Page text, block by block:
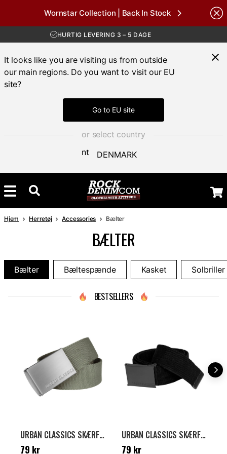
Wornstar Collection | Back In Stock
GRATIS FRAGT VED KØB OVER 700 KR
HURTIG LEVERING 3 – 5 DAGE
GRATIS FRAGT VED KØB OVER 700 KR
It looks like you are visiting us from outside
our main regions. Do you want to visit our EU
site?
Go to EU site
or select country
DENMARK
Hjem Herretøj Accessories Bælter
BÆLTER
Bælter Bæltespænde Kasket Solbriller
BESTSELLERS
URBAN CLASSICS SKÆRF - OLIVE
Pris:79 kr
79 kr
URBAN CLASSICS SKÆRF - SORT
Pris:79 kr
79 kr